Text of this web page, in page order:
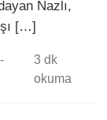
Nazlı,
[…]
3 dk
okuma